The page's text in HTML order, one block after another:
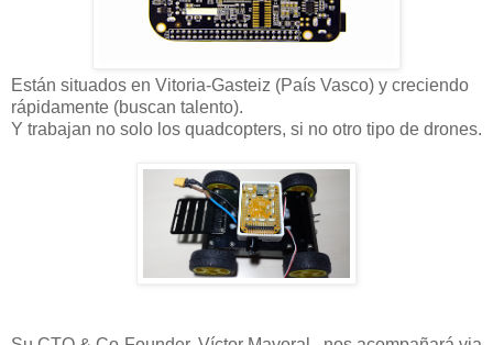
Están situados en Vitoria-Gasteiz (País Vasco) y creciendo
rápidamente (buscan talento).
Y trabajan no solo los quadcopters, si no otro tipo de drones.